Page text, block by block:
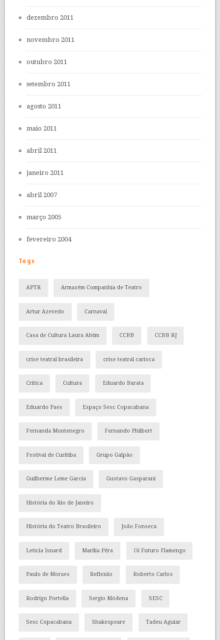
dezembro 2011
novembro 2011
outubro 2011
setembro 2011
agosto 2011
maio 2011
abril 2011
janeiro 2011
abril 2007
março 2005
fevereiro 2004
Tags
APTR Armazém Companhia de Teatro
Artur Azevedo Carnaval
Casa de Cultura Laura Alvim CCBB CCBB RJ
crise teatral brasileira crise teatral carioca
Crítica Cultura Eduardo Barata
Eduardo Paes Espaço Sesc Copacabana
Fernanda Montenegro Fernando Philbert
Festival de Curitiba Grupo Galpão
Guilherme Leme Garcia Gustavo Gasparani
História do Rio de Janeiro
História do Teatro Brasileiro João Fonseca
Letícia Isnard Marília Pêra Oi Futuro Flamengo
Paulo de Moraes Reflexão Roberto Carlos
Rodrigo Portella Sergio Módena SESC
Sesc Copacabana Shakespeare Tadeu Aguiar